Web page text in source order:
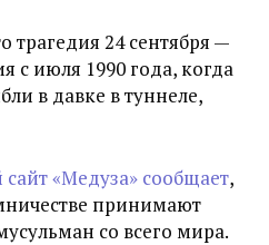
трагедия 24 сентября —
с июля 1990 года, когда
в давке в туннеле,
сайт «Медуза» сообщает,
принимают
со всего мира.